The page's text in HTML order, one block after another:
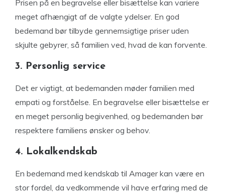
Prisen på en begravelse eller bisættelse kan variere
meget afhængigt af de valgte ydelser. En god
bedemand bør tilbyde gennemsigtige priser uden
skjulte gebyrer, så familien ved, hvad de kan forvente.
3. Personlig service
Det er vigtigt, at bedemanden møder familien med
empati og forståelse. En begravelse eller bisættelse er
en meget personlig begivenhed, og bedemanden bør
respektere familiens ønsker og behov.
4. Lokalkendskab
En bedemand med kendskab til Amager kan være en
stor fordel, da vedkommende vil have erfaring med de